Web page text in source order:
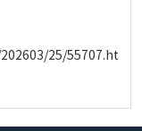
25/55707.ht